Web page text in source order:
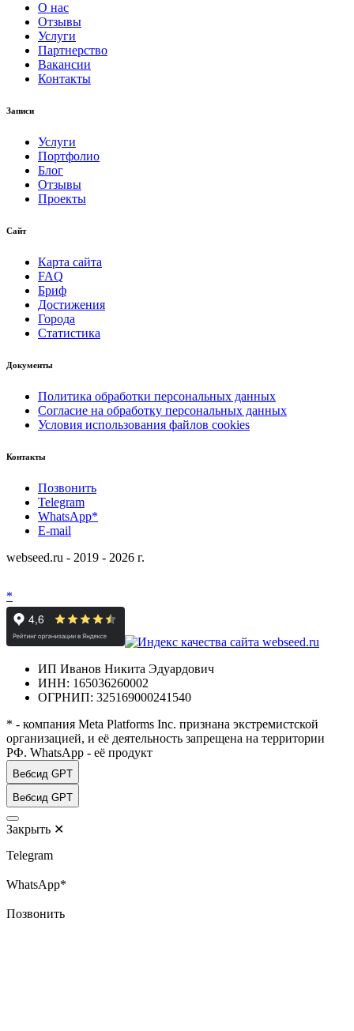
О нас
Отзывы
Услуги
Партнерство
Вакансии
Контакты
Записи
Услуги
Портфолио
Блог
Отзывы
Проекты
Сайт
Карта сайта
FAQ
Бриф
Достижения
Города
Статистика
Документы
Политика обработки персональных данных
Согласие на обработку персональных данных
Условия использования файлов cookies
Контакты
Позвонить
Telegram
WhatsApp*
E-mail
webseed.ru - 2019 - 2026 г.
*
ИП Иванов Никита Эдуардович
ИНН: 165036260002
ОГРНИП: 325169000241540
* - компания Meta Platforms Inc. признана экстремистской
организацией, и её деятельность запрещена на территории
РФ. WhatsApp - её продукт
Вебсид GPT
Вебсид GPT
Закрыть ✕
Telegram
WhatsApp*
Позвонить